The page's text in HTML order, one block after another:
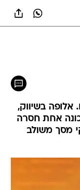
אלופה בשיווק,
אחת חסרה
מסך משולב